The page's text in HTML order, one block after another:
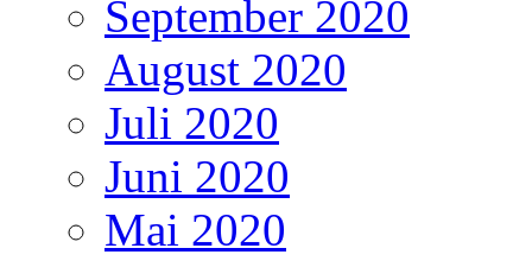
September 2020
August 2020
Juli 2020
Juni 2020
Mai 2020